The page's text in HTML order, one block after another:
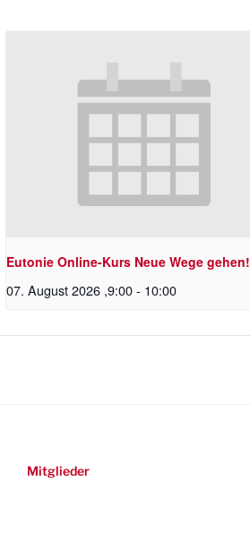
Eutonie Online-Kurs Neue Wege gehen!
07. August 2026 ,9:00- 10:00
Mitglieder